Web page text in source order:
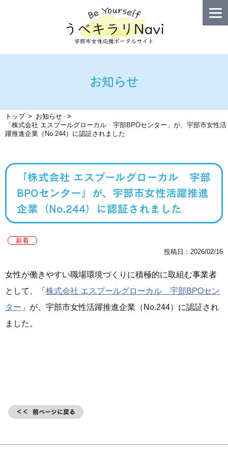
お知らせ
トップ
お知らせ
「株式会社 エスプールグローカル 宇部BPOセンター」が、宇部市女性活
躍推進企業（No.244）に認証されました
「株式会社 エスプールグローカル 宇部
BPOセンター」が、宇部市女性活躍推進
企業（No.244）に認証されました
新着
投稿日：2026/02/16
女性が働きやすい職場環境づくりに積極的に取組む事業者
として、「 株式会社 エスプールグローカル 宇部BPOセン
ター 」が、宇部市女性活躍推進企業（No.244）に認証され
ました。